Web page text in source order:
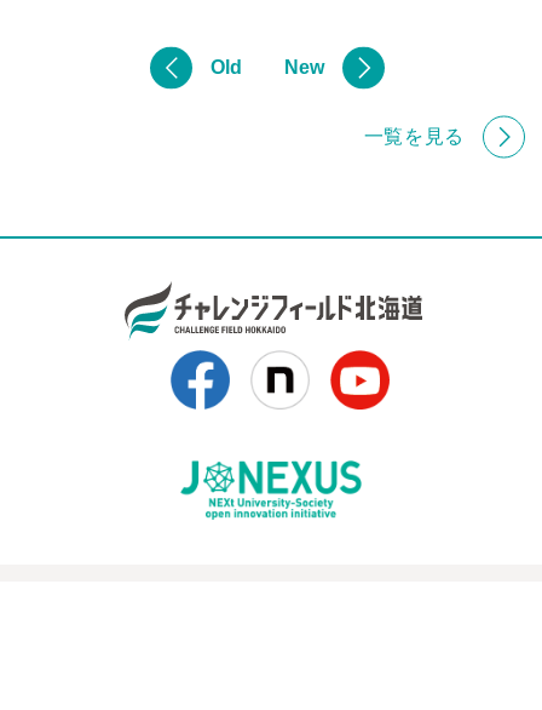
稿
Old New
一覧を見る